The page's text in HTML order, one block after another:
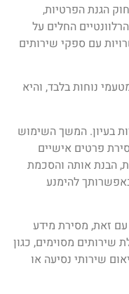
מותאמת להוראות סעיף 11 לחוק הגנת הפרטיות,
הרלוונטיים החלים על
עם ספקי שירותים
נוחות בלבד, והיא
בעיון. המשך השימוש
פרטים אישיים
הבנת אותה והסכמת
להימנע
עם זאת, מסירת מידע
שירותים מסוימים, כגון
שירותי נסיעה או